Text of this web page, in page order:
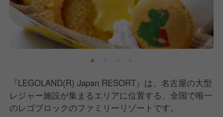
『LEGOLAND(R) Japan RESORT』は、名古屋の大型
レジャー施設が集まるエリアに位置する、全国で唯一
のレゴブロックのファミリーリゾートです。